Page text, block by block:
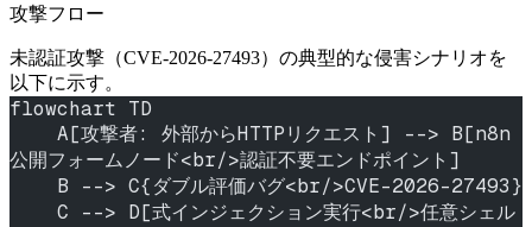
攻撃フロー
未認証攻撃（CVE-2026-27493）の典型的な侵害シナリオを
以下に示す。
flowchart TD
公開フォームノード<br/>認証不要エンドポイント]
    B --> C{ダブル評価バグ<br/>CVE-2026-27493}